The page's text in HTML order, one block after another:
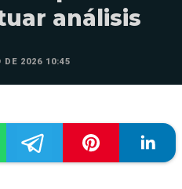
análisis
DE 2026 10:45